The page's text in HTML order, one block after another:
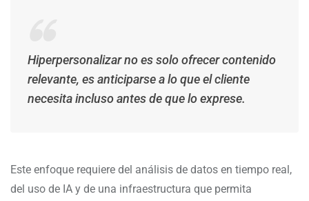
Hiperpersonalizar no es solo ofrecer contenido
relevante, es anticiparse a lo que el cliente
necesita incluso antes de que lo exprese.
Este enfoque requiere del análisis de datos en tiempo real,
del uso de IA y de una infraestructura que permita